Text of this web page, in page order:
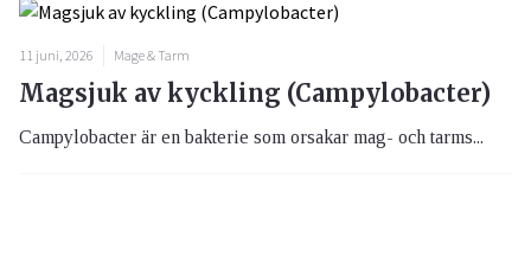
11 juni, 2026 Mage & Tarm
Magsjuk av kyckling (Campylobacter)
Campylobacter är en bakterie som orsakar mag- och tarms...